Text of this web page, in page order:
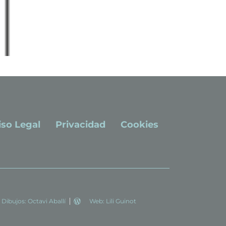
Legal Privacidad Cookies
Dibujos: Octavi Aballí Web: Lili Guinot